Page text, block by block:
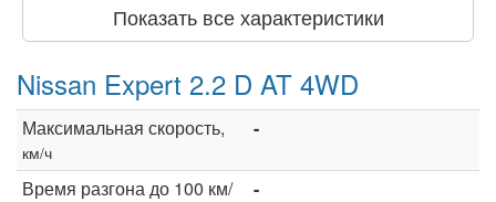
Показать все характеристики
Nissan Expert 2.2 D AT 4WD
Максимальная скорость,
км/ч
-
Время разгона до 100 км/
-